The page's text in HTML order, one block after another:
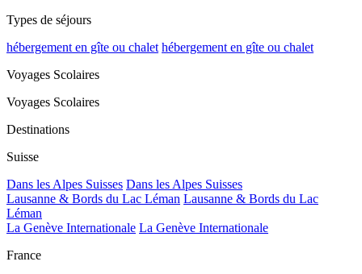
Types de séjours
hébergement en gîte ou chalet hébergement en gîte ou chalet
Voyages Scolaires
Voyages Scolaires
Destinations
Suisse
Dans les Alpes Suisses Dans les Alpes Suisses
Lausanne & Bords du Lac Léman Lausanne & Bords du Lac
Léman
La Genève Internationale La Genève Internationale
France